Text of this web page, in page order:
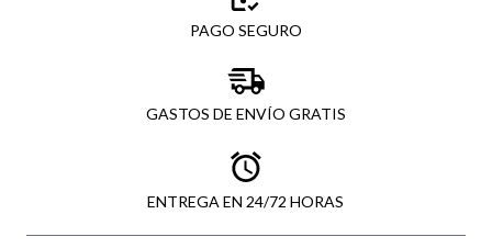
PAGO SEGURO
GASTOS DE ENVÍO GRATIS
ENTREGA EN 24/72 HORAS